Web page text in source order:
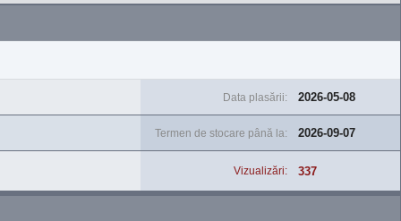
Data plasării: 2026-05-08
Termen de stocare până la: 2026-09-07
Vizualizări: 337